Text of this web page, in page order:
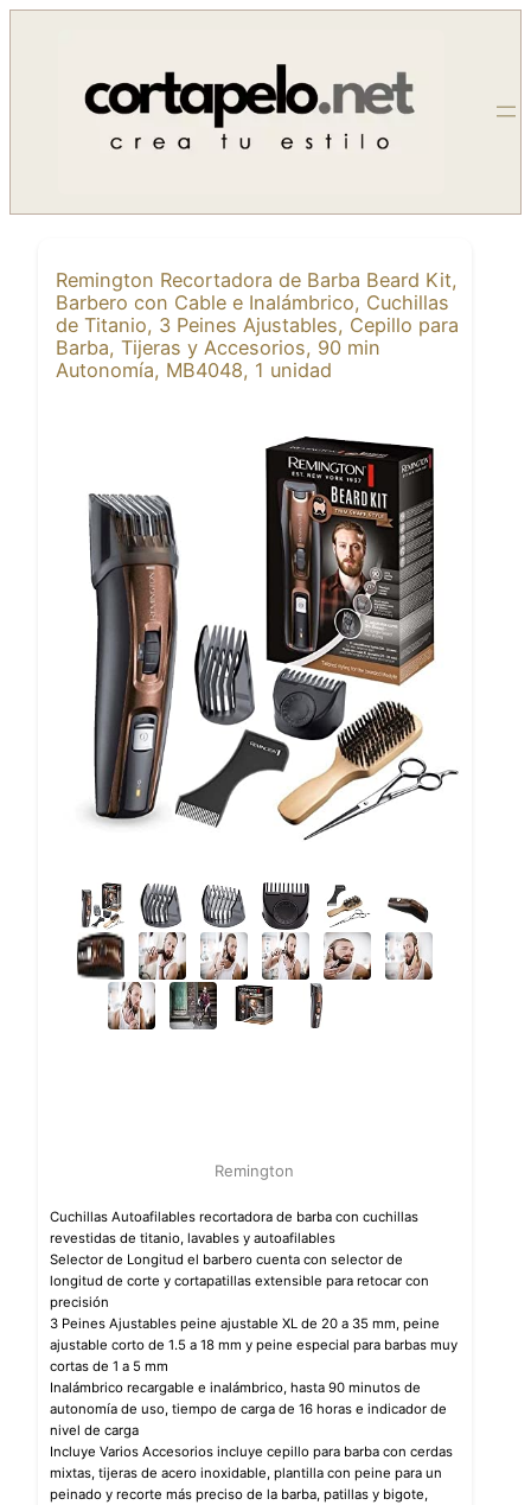
contenido
Remington Recortadora de Barba Beard Kit,
Barbero con Cable e Inalámbrico, Cuchillas
de Titanio, 3 Peines Ajustables, Cepillo para
Barba, Tijeras y Accesorios, 90 min
Autonomía, MB4048, 1 unidad
Remington
Cuchillas Autoafilables recortadora de barba con cuchillas
revestidas de titanio, lavables y autoafilables
Selector de Longitud el barbero cuenta con selector de
longitud de corte y cortapatillas extensible para retocar con
precisión
3 Peines Ajustables peine ajustable XL de 20 a 35 mm, peine
ajustable corto de 1.5 a 18 mm y peine especial para barbas muy
cortas de 1 a 5 mm
Inalámbrico recargable e inalámbrico, hasta 90 minutos de
autonomía de uso, tiempo de carga de 16 horas e indicador de
nivel de carga
Incluye Varios Accesorios incluye cepillo para barba con cerdas
mixtas, tijeras de acero inoxidable, plantilla con peine para un
peinado y recorte más preciso de la barba, patillas y bigote,